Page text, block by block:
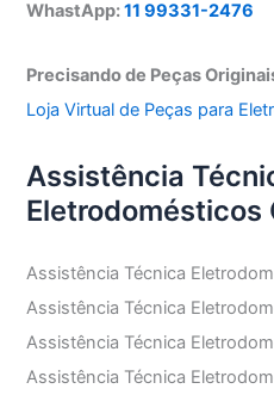
WhastApp:11 99331-2476
Precisando de Peças
Loja Virtual de Peças para
Assistência
Eletrodomésticos
Assistência Técnica
Assistência Técnica
Assistência Técnica
Assistência Técnica